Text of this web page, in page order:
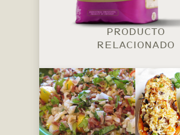
PRODUCTO
RELACIONADO